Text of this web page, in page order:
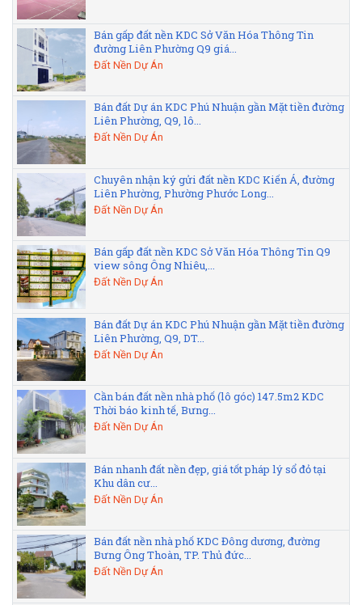
Bán gấp đất nền KDC Sở Văn Hóa Thông Tin
đường Liên Phường Q9 giá...
Đất Nền Dự Án
Bán đất Dự án KDC Phú Nhuận gần Mặt tiền đường
Liên Phường, Q9, lô...
Đất Nền Dự Án
Chuyên nhận ký gửi đất nền KDC Kiến Á, đường
Liên Phường, Phường Phước Long...
Đất Nền Dự Án
Bán gấp đất nền KDC Sở Văn Hóa Thông Tin Q9
view sông Ông Nhiêu,...
Đất Nền Dự Án
Bán đất Dự án KDC Phú Nhuận gần Mặt tiền đường
Liên Phường, Q9, DT...
Đất Nền Dự Án
Cần bán đất nền nhà phố (lô góc) 147.5m2 KDC
Thời báo kinh tế, Bưng...
Đất Nền Dự Án
Bán nhanh đất nền đẹp, giá tốt pháp lý sổ đỏ tại
Khu dân cư...
Đất Nền Dự Án
Bán đất nền nhà phố KDC Đông dương, đường
Bưng Ông Thoàn, TP. Thủ đức...
Đất Nền Dự Án